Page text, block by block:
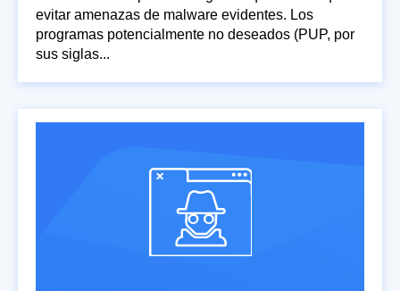
evitar amenazas de malware evidentes. Los
programas potencialmente no deseados (PUP, por
sus siglas...